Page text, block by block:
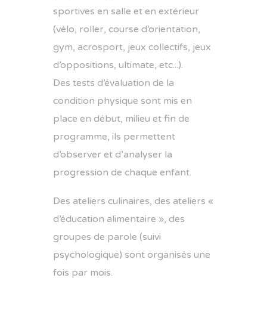
sportives en salle et en extérieur
(vélo, roller, course d’orientation,
gym, acrosport, jeux collectifs, jeux
d’oppositions, ultimate, etc...).
Des tests d’évaluation de la
condition physique sont mis en
place en début, milieu et fin de
programme, ils permettent
d’observer et d’analyser la
progression de chaque enfant.
Des ateliers culinaires, des ateliers «
d’éducation alimentaire », des
groupes de parole (suivi
psychologique) sont organisés une
fois par mois.